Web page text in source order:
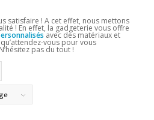
satisfaire ! A cet effet, nous mettons
! En effet, la gadgeterie vous offre
avec des matériaux et
vous pour vous
pas du tout !